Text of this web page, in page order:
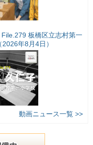
File.279 板橋区立志村第一
年8月4日）
動画ニュース一覧 >>